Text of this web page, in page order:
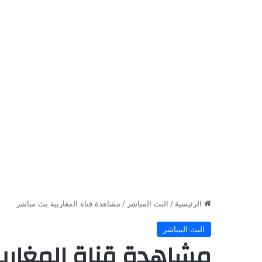
الرئيسية / البث المباشر / مشاهدة قناة المغاربية بث مباشر
البث المباشر